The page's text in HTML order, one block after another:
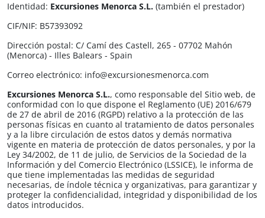
Identidad: Excursiones Menorca S.L.​​ (también el prestador)
CIF/NIF: B57393092
Dirección postal: C/ Camí des Castell, 265 - 07702 Mahón
(Menorca) - Illes Balears - Spain
Correo electrónico: info@excursionesmenorca.com
Excursiones Menorca S.L.​​, como responsable del Sitio web, de
conformidad con lo que dispone el Reglamento (UE) 2016/679
de 27 de abril de 2016 (RGPD) relativo a la protección de las
personas físicas en cuanto al tratamiento de datos personales
y a la libre circulación de estos datos y demás normativa
vigente en materia de protección de datos personales, y por la
Ley 34/2002, de 11 de julio, de Servicios de la Sociedad de la
Información y del Comercio Electrónico (LSSICE), le informa de
que tiene implementadas las medidas de seguridad
necesarias, de índole técnica y organizativas, para garantizar y
proteger la confidencialidad, integridad y disponibilidad de los
datos introducidos.